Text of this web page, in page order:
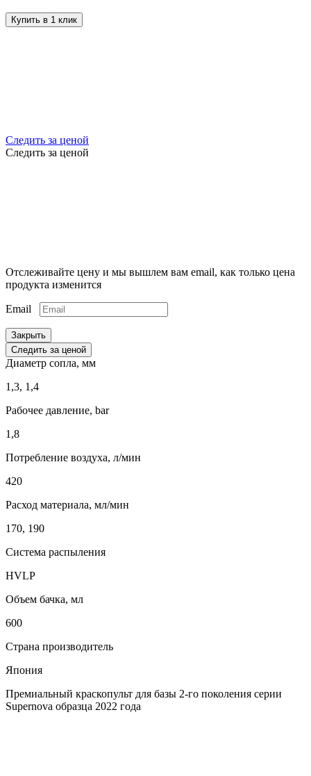
Купить в 1 клик
Следить за ценой
Следить за ценой
Отслеживайте цену и мы вышлем вам email, как только цена
продукта изменится
Email
Закрыть
Следить за ценой
Диаметр сопла, мм
1,3, 1,4
Рабочее давление, bar
1,8
Потребление воздуха, л/мин
420
Расход материала, мл/мин
170, 190
Система распыления
HVLP
Объем бачка, мл
600
Страна производитель
Япония
Премиальный краскопульт для базы 2-го поколения серии
Supernova образца 2022 года